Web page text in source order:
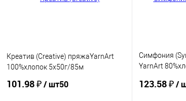
Креатив (Creative) пряжаYarnArt
100%хлопок 5х50г/85м
101.98 ₽/ шт50
Симфония
YarnArt
123.58 ₽/